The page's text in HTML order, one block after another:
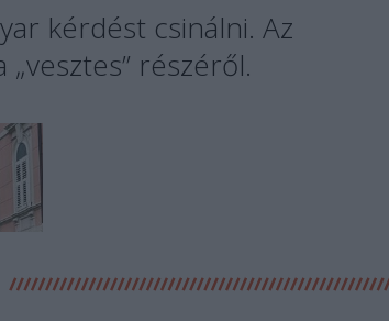
kérdést csinálni. Az
részéről.